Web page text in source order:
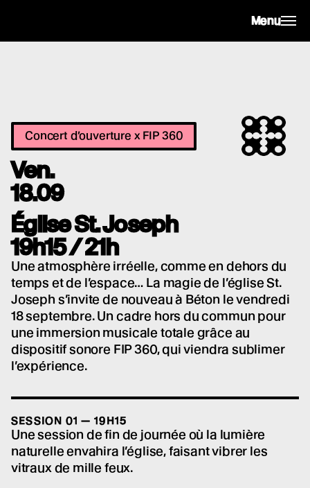
Menu
Concert d’ouverture x FIP 360
Ven.
18.09
Église St. Joseph
19h15 / 21h
Une atmosphère irréelle, comme en dehors du
temps et de l’espace… La magie de l’église St.
Joseph s’invite de nouveau à Béton le vendredi
18 septembre. Un cadre hors du commun pour
une immersion musicale totale grâce au
dispositif sonore FIP 360, qui viendra sublimer
l’expérience.
SESSION 01 — 19H15
Une session de fin de journée où la lumière
naturelle envahira l’église, faisant vibrer les
vitraux de mille feux.